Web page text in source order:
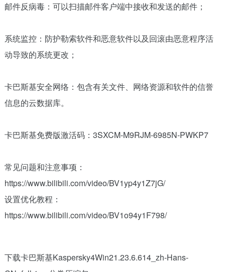
邮件反病毒：可以扫描邮件客户端中接收和发送的邮件；
系统监控：防护勒索软件和恶意软件以及回滚由恶意程序活
动导致的系统更改；
卡巴斯基安全网络：包含有关文件、网络资源和软件的信誉
信息的云数据库。
卡巴斯基免费版激活码：3SXCM-M9RJM-6985N-PWKP7
常见问题和注意事项：
https://www.bilibili.com/video/BV1yp4y1Z7jG/
设置优化教程：
https://www.bilibili.com/video/BV1o94y1F798/
下载卡巴斯基Kaspersky4Win21.23.6.614_zh-Hans-